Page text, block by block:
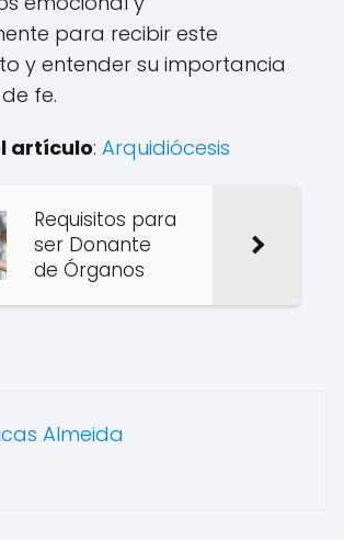
para recibir este
y entender su importancia
fe.
artículo: Arquidiócesis
Requisitos para
ser Donante
de Órganos
Almeida